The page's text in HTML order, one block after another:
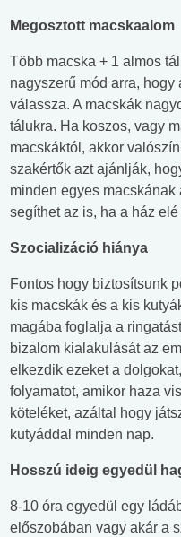
Megosztott macskaalom
Több macska + 1 almos
nagyszerű mód arra,
válassza. A macskák
tálukra. Ha koszos, vagy
macskáktól, akkor
szakértők azt ajánlják,
minden egyes
segíthet az is, ha a ház
Szocializáció hiánya
Fontos hogy biztosítsunk
kis macskák és a kis
magába foglalja a
bizalom kialakulását az
elkezdik ezeket a
folyamatot, amikor haza
köteléket, azáltal hogy
kutyáddal minden nap.
Hosszú ideig egyedül
8-10 óra egyedül egy
előszobában vagy akár a